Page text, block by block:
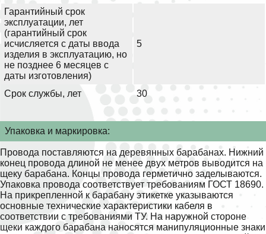
Гарантийный срок
эксплуатации, лет
(гарантийный срок
исчисляется с даты ввода
изделия в эксплуатацию, но
не позднее 6 месяцев с
даты изготовления)
5
Срок службы, лет 30
Упаковка и маркировка:
Провода поставляются на деревянных барабанах. Нижний
конец провода длиной не менее двух метров выводится на
щеку барабана. Концы провода герметично заделываются.
Упаковка провода соответствует требованиям ГОСТ 18690.
На прикрепленной к барабану этикетке указываются
основные технические характеристики кабеля в
соответствии с требованиями ТУ. На наружной стороне
щеки каждого барабана наносятся манипуляционные знаки